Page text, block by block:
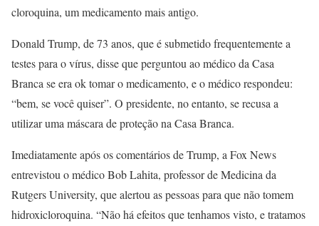
cloroquina, um medicamento mais antigo.
Donald Trump, de 73 anos, que é submetido frequentemente a
testes para o vírus, disse que perguntou ao médico da Casa
Branca se era ok tomar o medicamento, e o médico respondeu:
“bem, se você quiser”. O presidente, no entanto, se recusa a
utilizar uma máscara de proteção na Casa Branca.
Imediatamente após os comentários de Trump, a Fox News
entrevistou o médico Bob Lahita, professor de Medicina da
Rutgers University, que alertou as pessoas para que não tomem
hidroxicloroquina. “Não há efeitos que tenhamos visto, e tratamos